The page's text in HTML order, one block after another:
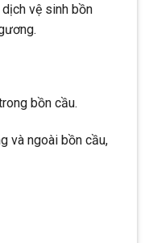
dịch vệ sinh bồn
bồn cầu.
và ngoài bồn cầu,